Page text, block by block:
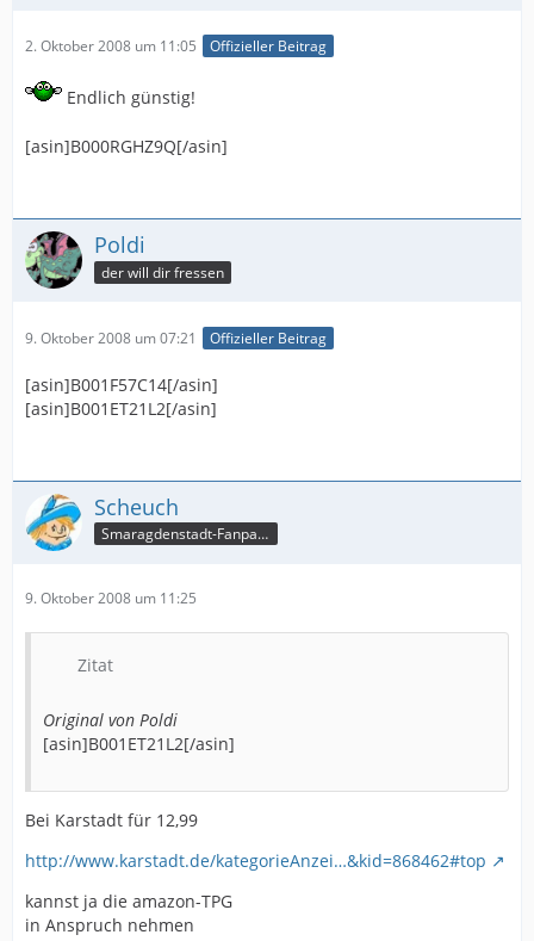
2. Oktober 2008 um 11:05 Offizieller Beitrag
Endlich günstig!
[asin]B000RGHZ9Q[/asin]
Poldi
der will dir fressen
9. Oktober 2008 um 07:21 Offizieller Beitrag
[asin]B001F57C14[/asin]
[asin]B001ET21L2[/asin]
Scheuch
Smaragdenstadt-Fanpage
9. Oktober 2008 um 11:25
Zitat
Original von Poldi
[asin]B001ET21L2[/asin]
Bei Karstadt für 12,99
http://www.karstadt.de/kategorieAnzei…&kid=868462#top
kannst ja die amazon-TPG
in Anspruch nehmen